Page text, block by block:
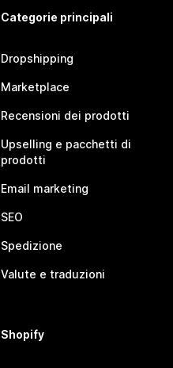
Categorie principali
Dropshipping
Marketplace
Recensioni dei prodotti
Upselling e pacchetti di
prodotti
Email marketing
SEO
Spedizione
Valute e traduzioni
Shopify